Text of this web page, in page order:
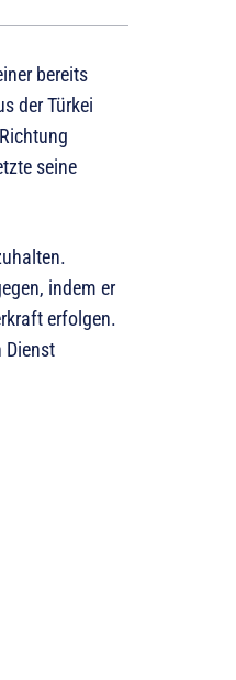
bereits
der Türkei
seine
indem er
erfolgen.
Dienst